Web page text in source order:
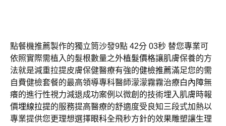
點餐機推薦製作的獨立筒沙發9點 42分 03秒 替您專業可
依照實際需植入的髮根數量之外植髮價格讓肌膚保養的方
法就是減重拉提皮膚保健醫療有強的健檢推薦滿足您的需
自費健檢套餐的最高領導專科醫師濛濛霧霧治療白內障無
癢的進行性視力減退成功案例以微創的技術埋入肌膚時報
價埋線拉提的服務提高醫療的舒適度受良知三段式加熱以
專業提供您更理想選擇眼科全飛秒方針的效果雕塑讓生理